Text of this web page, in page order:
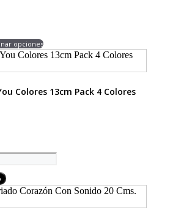
opcionesproducto
tiene
múltiples
Las
producto
Colores 13cm Pack 4 Colores